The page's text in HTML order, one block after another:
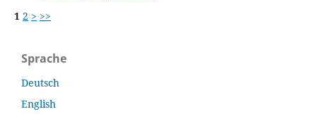
1 2 > >>
Sprache
Deutsch
English